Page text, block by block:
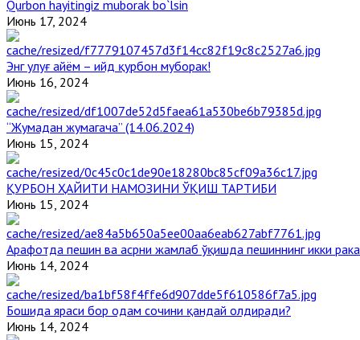
Qurbon hayitingiz muborak bo`lsin
Июнь 17, 2024
Энг улуғ айём – ийд қурбон муборак!
Июнь 16, 2024
“Жумадан жумагача” (14.06.2024)
Июнь 15, 2024
ҚУРБОН ҲАЙИТИ НАМОЗИНИ ЎҚИШ ТАРТИБИ
Июнь 15, 2024
Арафотда пешин ва асрни жамлаб ўқишда пешиннинг икки
Июнь 14, 2024
Бошида яраси бор одам сочини қандай олдиради?
Июнь 14, 2024